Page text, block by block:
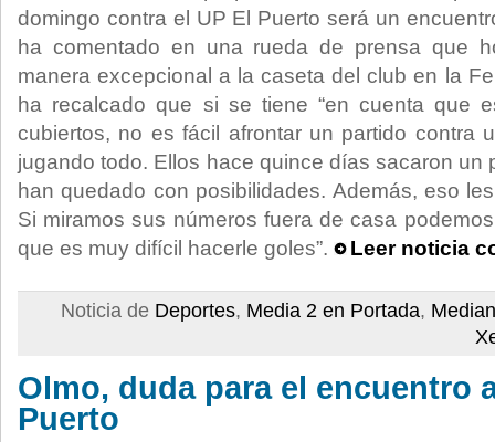
domingo contra el UP El Puerto será un
ha comentado en una rueda de prensa que
manera excepcional a la caseta del club en la
ha recalcado que si se tiene “en cuenta que
cubiertos, no es fácil afrontar un partido contra
jugando todo. Ellos hace quince días sacaron un
han quedado con posibilidades. Además, eso
Si miramos sus números fuera de casa
que es muy difícil hacerle goles”.
Leer noticia
Noticia de Deportes, Media 2 en Portada,
Olmo, duda para el encuentro
Puerto